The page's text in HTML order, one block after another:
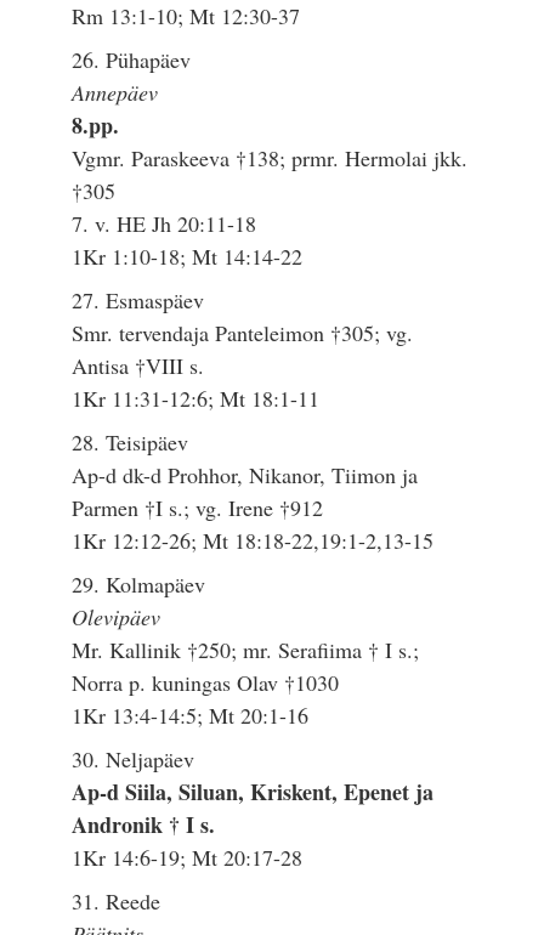
Rm 13:1-10; Mt 12:30-37
26. Pühapäev
Annepäev
8.pp.
Vgmr. Paraskeeva †138; prmr. Hermolai jkk.
†305
7. v. HE Jh 20:11-18
1Kr 1:10-18; Mt 14:14-22
27. Esmaspäev
Smr. tervendaja Panteleimon †305; vg.
Antisa †VIII s.
1Kr 11:31-12:6; Mt 18:1-11
28. Teisipäev
Ap-d dk-d Prohhor, Nikanor, Tiimon ja
Parmen †I s.; vg. Irene †912
1Kr 12:12-26; Mt 18:18-22,19:1-2,13-15
29. Kolmapäev
Olevipäev
Mr. Kallinik †250; mr. Serafiima † I s.;
Norra p. kuningas Olav †1030
1Kr 13:4-14:5; Mt 20:1-16
30. Neljapäev
Ap-d Siila, Siluan, Kriskent, Epenet ja
Andronik † I s.
1Kr 14:6-19; Mt 20:17-28
31. Reede